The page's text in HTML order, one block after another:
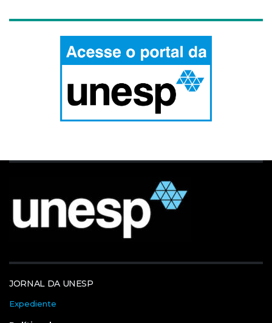
JORNAL DA UNESP
Expediente